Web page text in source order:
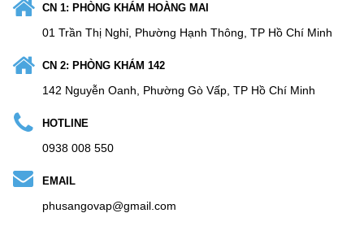
CN 1: PHÒNG KHÁM HOÀNG MAI
01 Trần Thị Nghỉ, Phường Hạnh Thông, TP Hồ Chí Minh
CN 2: PHÒNG KHÁM 142
142 Nguyễn Oanh, Phường Gò Vấp, TP Hồ Chí Minh
HOTLINE
0938 008 550
EMAIL
phusangovap@gmail.com